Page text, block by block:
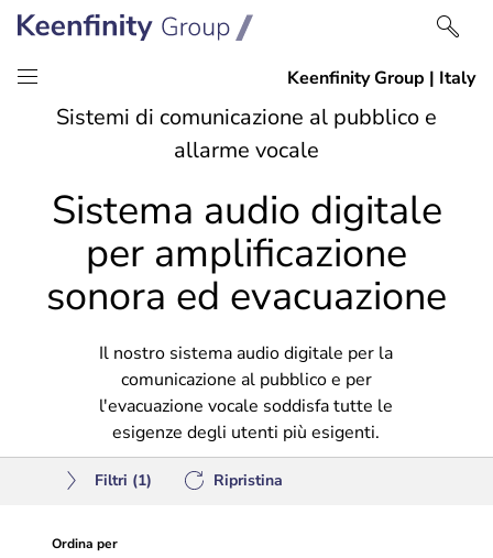
Sistemi di comunicazione al pubblico e
allarme vocale
Sistema audio digitale
per amplificazione
sonora ed evacuazione
Il nostro sistema audio digitale per la
comunicazione al pubblico e per
l'evacuazione vocale soddisfa tutte le
esigenze degli utenti più esigenti.
Filtri (1) Ripristina
Ordina per